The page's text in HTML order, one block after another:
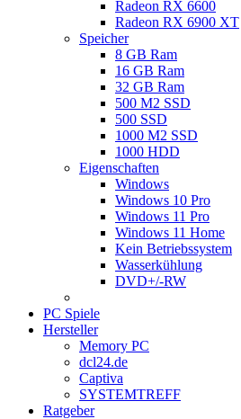
Radeon RX 6600
Radeon RX 6900 XT
Speicher
8 GB Ram
16 GB Ram
32 GB Ram
500 M2 SSD
500 SSD
1000 M2 SSD
1000 HDD
Eigenschaften
Windows
Windows 10 Pro
Windows 11 Pro
Windows 11 Home
Kein Betriebssystem
Wasserkühlung
DVD+/-RW
PC Spiele
Hersteller
Memory PC
dcl24.de
Captiva
SYSTEMTREFF
Ratgeber